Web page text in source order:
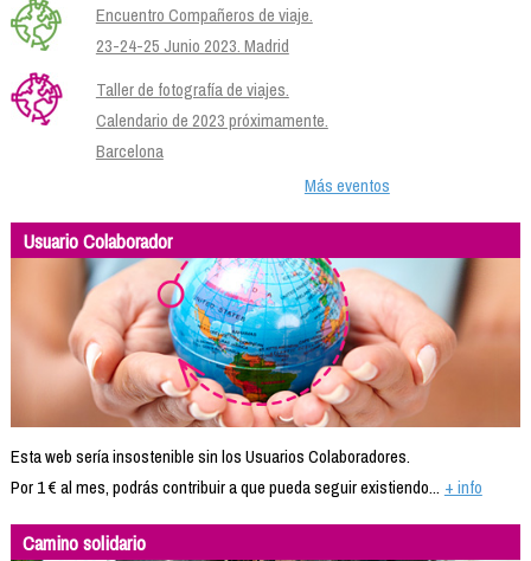
Encuentro Compañeros de viaje.
23-24-25 Junio 2023. Madrid
Taller de fotografía de viajes.
Calendario de 2023 próximamente.
Barcelona
Más eventos
Usuario Colaborador
Esta web sería insostenible sin los Usuarios Colaboradores.
Por 1 € al mes, podrás contribuir a que pueda seguir existiendo... + info
Camino solidario